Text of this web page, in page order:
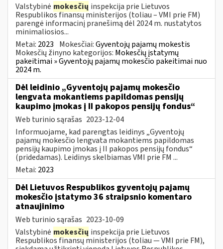
Valstybinė mokesčių inspekcija prie Lietuvos
Respublikos finansų ministerijos (toliau – VMI prie FM)
parengė informacinį pranešimą dėl 2024 m. nustatytos
minimaliosios...
Metai: 2023 Mokesčiai:Gyventojų pajamų mokestis
Mokesčių žinyno kategorijos: Mokesčių įstatymų
pakeitimai » Gyventojų pajamų mokesčio pakeitimai nuo
2024 m.
Dėl leidinio „Gyventojų pajamų mokesčio
lengvata mokantiems papildomas pensijų
kaupimo įmokas į II pakopos pensijų fondus“
Web turinio sąrašas 2023-12-04
Informuojame, kad parengtas leidinys „Gyventojų
pajamų mokesčio lengvata mokantiems papildomas
pensijų kaupimo įmokas į II pakopos pensijų fondus“
(pridedamas). Leidinys skelbiamas VMI prie FM ...
Metai: 2023
Dėl Lietuvos Respublikos gyventojų pajamų
mokesčio įstatymo 36 straipsnio komentaro
atnaujinimo
Web turinio sąrašas 2023-10-09
Valstybinė mokesčių inspekcija prie Lietuvos
Respublikos finansų ministerijos (toliau — VMI prie FM),